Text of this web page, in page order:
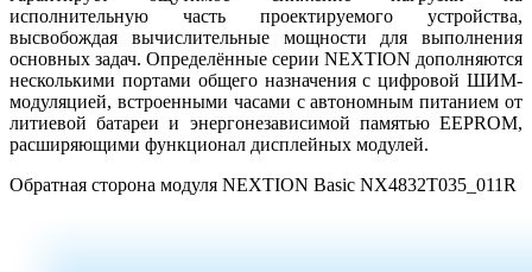
исполнительную часть проектируемого устройства,
высвобождая вычислительные мощности для выполнения
основных задач. Определённые серии NEXTION дополняются
несколькими портами общего назначения с цифровой ШИМ-
модуляцией, встроенными часами с автономным питанием от
литиевой батареи и энергонезависимой памятью EEPROM,
расширяющими функционал дисплейных модулей.
Обратная сторона модуля NEXTION Basic NX4832T035_011R